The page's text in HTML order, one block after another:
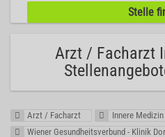
Arzt / Facharzt
Arzt / Facharzt Innere Medizin
Wiener Gesundheitsverbund - Klinik